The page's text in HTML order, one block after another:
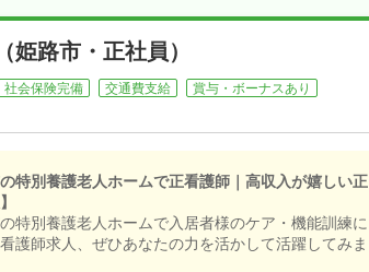
路市・正社員）
社会保険完備 交通費支給
賞与・ボーナスあり
の特別養護老人ホームで正看護師｜高収入が嬉しい正
の特別養護老人ホームで入居者様のケア・機能訓練に
護師求人、ぜひあなたの力を活かして活躍してみま